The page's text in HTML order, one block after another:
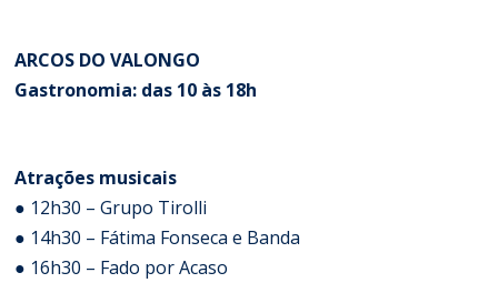
ARCOS DO VALONGO
Gastronomia: das 10 às 18h
Atrações musicais
● 12h30 – Grupo Tirolli
● 14h30 – Fátima Fonseca e Banda
● 16h30 – Fado por Acaso